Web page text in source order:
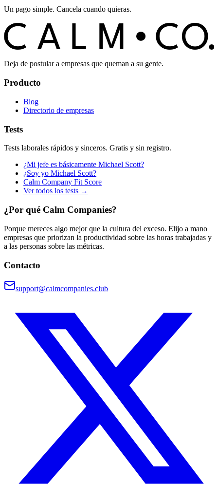
Un pago simple. Cancela cuando quieras.
C ALM C O.
Deja de postular a empresas que queman a su gente.
Producto
Blog
Directorio de empresas
Tests
Tests laborales rápidos y sinceros. Gratis y sin registro.
¿Mi jefe es básicamente Michael Scott?
¿Soy yo Michael Scott?
Calm Company Fit Score
Ver todos los tests →
¿Por qué Calm Companies?
Porque mereces algo mejor que la cultura del exceso. Elijo a mano
empresas que priorizan la productividad sobre las horas trabajadas y
a las personas sobre las métricas.
Contacto
support@calmcompanies.club